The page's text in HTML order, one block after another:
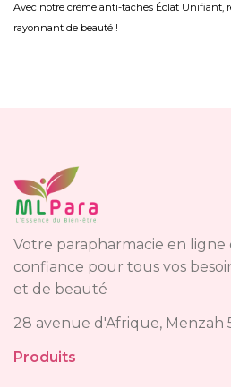
Avec notre crème anti-taches Éclat Unifiant,
rayonnant de beauté !
Votre parapharmacie en ligne
confiance pour tous vos
et de beauté
28 avenue d'Afrique, Menzah
Produits